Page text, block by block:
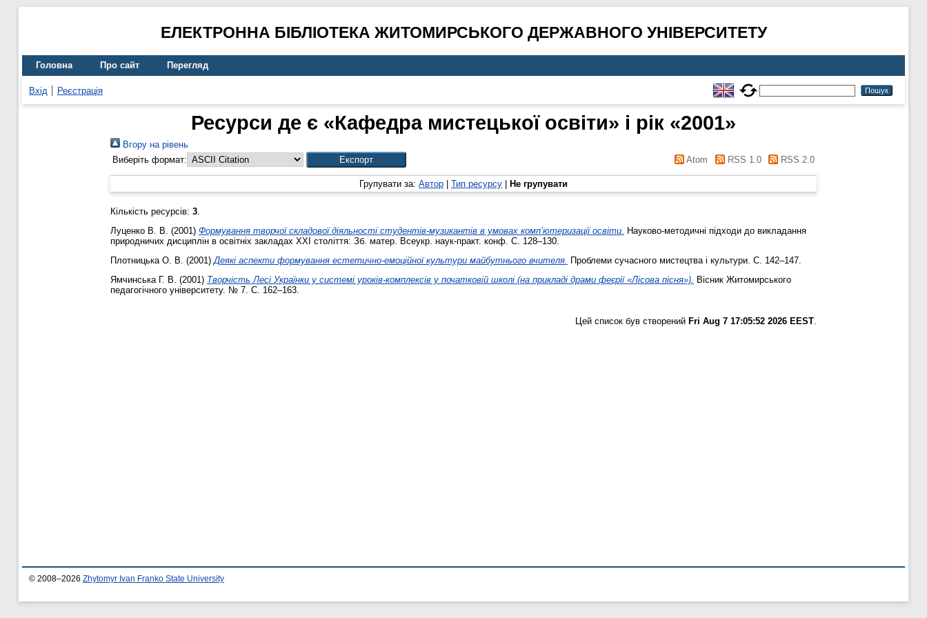
ЕЛЕКТРОННА БІБЛІОТЕКА ЖИТОМИРСЬКОГО ДЕРЖАВНОГО УНІВЕРСИТЕТУ
Головна Про сайт Перегляд
Вхід Реєстрація
Ресурси де є «Кафедра мистецької освіти» і рік «2001»
Вгору на рівень
Виберіть формат:
Atom RSS 1.0 RSS 2.0
Групувати за: Автор Тип ресурсу Не групувати
Кількість ресурсів: 3.
Луценко В. В. (2001) Формування творчої складової діяльності студентів-музикантів в умовах комп’ютеризації освіти. Науково-методичні підходи до викладання
природничих дисциплін в освітніх закладах ХХІ століття: Зб. матер. Всеукр. наук-практ. конф. С. 128–130.
Плотницька О. В. (2001) Деякі аспекти формування естетично-емоційної культури майбутнього вчителя.
Проблеми сучасного мистецтва і культури. С. 142–147.
Ямчинська Г. В. (2001) Творчість Лесі Українки у системі уроків-комплексів у початковій школі (на прикладі драми феєрії «Лісова пісня»). Вісник Житомирського
педагогічного університету. № 7. С. 162–163.
Цей список був створений Fri Aug 7 17:05:52 2026 EEST
© 2008–2026 Zhytomyr Ivan Franko State University